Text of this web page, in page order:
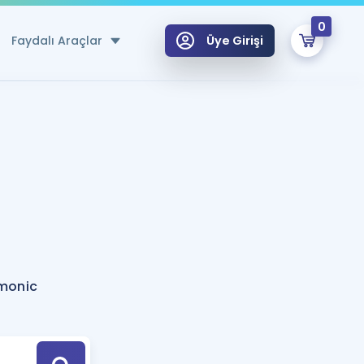
Faydalı Araçlar
Hesaplama Aracı
için Öneriler
Tek Takvimde
Üye Girişi
0
Hoca ile seni sınava hazırlayacak onlarca eğitim seni bekliyor!